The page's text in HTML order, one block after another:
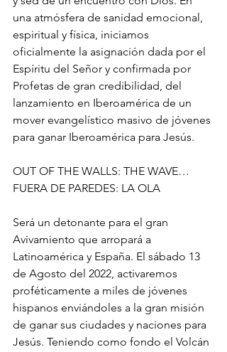
una atmósfera de sanidad emocional,
espiritual y física, iniciamos
oficialmente la asignación dada por el
Espíritu del Señor y confirmada por
Profetas de gran credibilidad, del
lanzamiento en Iberoamérica de un
mover evangelístico masivo de jóvenes
para ganar Iberoamérica para Jesús.
OUT OF THE WALLS: THE WAVE…
FUERA DE PAREDES: LA OLA
Será un detonante para el gran
Avivamiento que arropará a
Latinoamérica y España. El sábado 13
de Agosto del 2022, activaremos
proféticamente a miles de jóvenes
hispanos enviándoles a la gran misión
de ganar sus ciudades y naciones para
Jesús. Teniendo como fondo el Volcán